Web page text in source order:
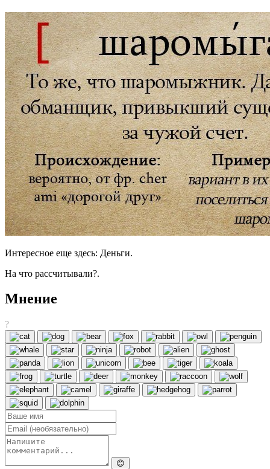
Интересное еще здесь: Деньги.
На что рассчитывали?.
Мнение
?
😊